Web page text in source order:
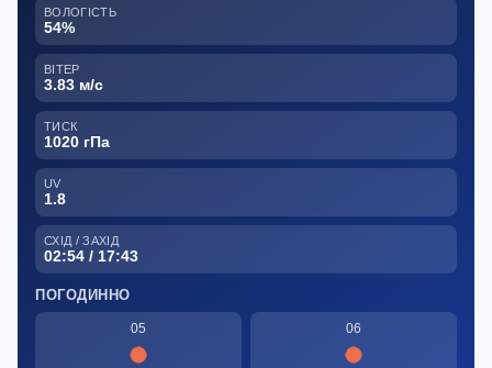
ВОЛОГІСТЬ
54%
ВІТЕР
3.83 м/с
ТИСК
1020 гПа
UV
1.8
СХІД / ЗАХІД
02:54 / 17:43
ПОГОДИННО
05 06